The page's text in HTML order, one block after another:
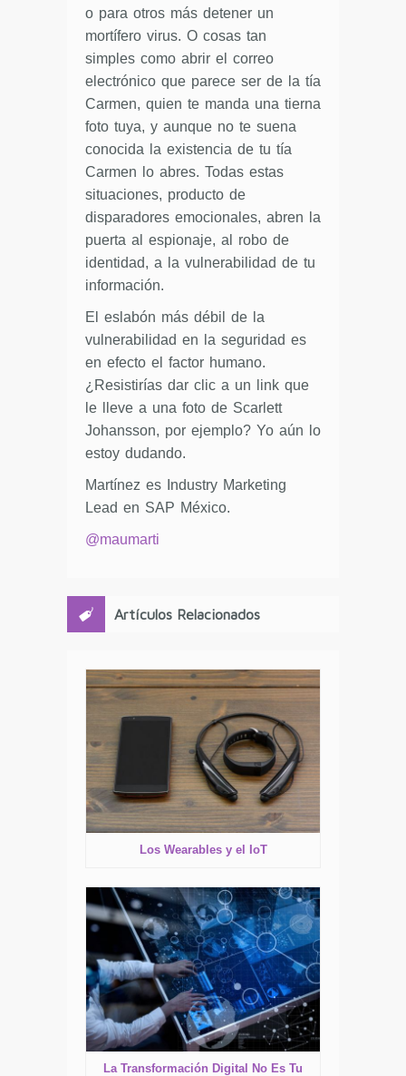
o para otros más detener un
mortífero virus. O cosas tan
simples como abrir el correo
electrónico que parece ser de la tía
Carmen, quien te manda una tierna
foto tuya, y aunque no te suena
conocida la existencia de tu tía
Carmen lo abres. Todas estas
situaciones, producto de
disparadores emocionales, abren la
puerta al espionaje, al robo de
identidad, a la vulnerabilidad de tu
información.
El eslabón más débil de la
vulnerabilidad en la seguridad es
en efecto el factor humano.
¿Resistirías dar clic a un link que
le lleve a una foto de Scarlett
Johansson, por ejemplo? Yo aún lo
estoy dudando.
Martínez es Industry Marketing
Lead en SAP México.
@maumarti
Artículos Relacionados
Los Wearables y el IoT
La Transformación Digital No Es Tu